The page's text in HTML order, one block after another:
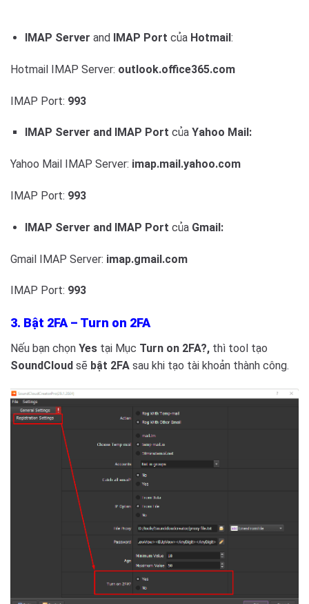
IMAP Server and IMAP Port của Hotmail:
Hotmail IMAP Server: outlook.office365.com
IMAP Port: 993
IMAP Server and IMAP Port của Yahoo Mail:
Yahoo Mail IMAP Server: imap.mail.yahoo.com
IMAP Port: 993
IMAP Server and IMAP Port của Gmail:
Gmail IMAP Server: imap.gmail.com
IMAP Port: 993
3. Bật 2FA – Turn on 2FA
Nếu bạn chọn Yes tại Mục Turn on 2FA?, thì tool tạo
SoundCloud sẽ bật 2FA sau khi tạo tài khoản thành công.